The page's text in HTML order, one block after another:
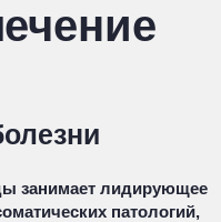
занимает лидирующее
патологий,